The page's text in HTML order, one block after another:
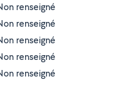
renseigné
renseigné
renseigné
renseigné
renseigné